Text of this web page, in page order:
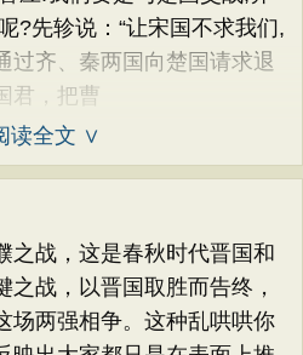
?先轸说：“让宋国不求我们,
过齐、秦两国向楚国请求退
君，把曹
读全文 ∨
战，这是春秋时代晋国和
战，以晋国取胜而告终，
场两强相争。这种乱哄哄你